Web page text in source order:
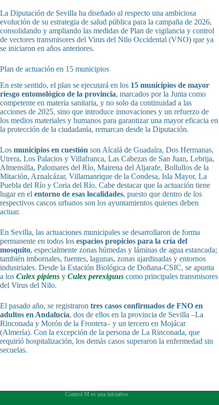
La Diputación de Sevilla ha diseñado al respecto una ambiciosa
evolución de su estrategia de salud pública para la campaña de 2026,
consolidando y ampliando las medidas de Plan de vigilancia y control
de vectores transmisores del Virus del Nilo Occidental (VNO) que ya
se iniciaron en años anteriores.
Plan de actuación en 15 municipios
En este sentido, el plan se ejecutará en los 15 municipios de mayor
riesgo entomológico de la provincia, marcados por la Junta como
competente en materia sanitaria, y no solo da continuidad a las
acciones de 2025, sino que introduce innovaciones y un refuerzo de
los medios materiales y humanos para garantizar una mayor eficacia en
la protección de la ciudadanía, remarcan desde la Diputación.
Los municipios en cuestión son Alcalá de Guadaíra, Dos Hermanas,
Utrera, Los Palacios y Villafranca, Las Cabezas de San Juan, Lebrija,
Almensilla, Palomares del Río, Mairena del Aljarafe, Bollullos de la
Mitación, Aznalcázar, Villamanrique de la Condesa, Isla Mayor, La
Puebla del Río y Coria del Río. Cabe destacar que la actuación tiene
lugar en el entorno de esas localidades, puesto que dentro de los
respectivos cascos urbanos son los ayuntamientos quienes deben
actuar.
En Sevilla, las actuaciones municipales se desarrollaron de forma
permanente en todos los espacios propicios para la cría del
mosquito, especialmente zonas húmedas y láminas de agua estancada;
también imbornales, fuentes, lagunas, zonas ajardinadas y entornos
industriales. Desde la Estación Biológica de Doñana-CSIC, se apunta
a los Culex pipiens y Culex perexiguus como principales transmisores
del Virus del Nilo.
El pasado año, se registraron tres casos confirmados de FNO en
adultos en Andalucía, dos de ellos en la provincia de Sevilla –La
Rinconada y Morón de la Frontera– y un tercero en Mojácar
(Almería). Con la excepción de la persona de La Rinconada, que
requirió hospitalización, los demás casos superaron la enfermedad sin
secuelas.
Control M es una iniciativa